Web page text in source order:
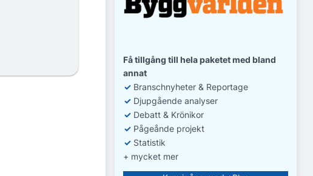
Få tillgång till hela paketet med bland
annat
✓ Branschnyheter & Reportage
✓ Djupgående analyser
✓ Debatt & Krönikor
✓ Pågeånde projekt
✓ Statistik
+ mycket mer